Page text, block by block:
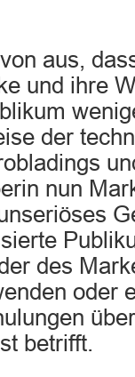
aus,
und ihre
der
nun
des
oder
betrifft.